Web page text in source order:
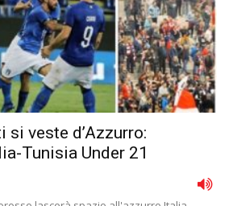
veste d’Azzurro:
Tunisia Under 21